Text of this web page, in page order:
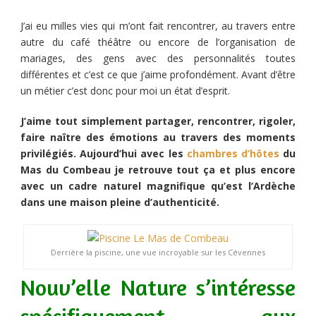
J’ai eu milles vies qui m’ont fait rencontrer, au travers entre
autre du café théâtre ou encore de l’organisation de
mariages, des gens avec des personnalités toutes
différentes et c’est ce que j’aime profondément. Avant d’être
un métier c’est donc pour moi un état d’esprit.
J’aime tout simplement partager, rencontrer, rigoler,
faire naître des émotions au travers des moments
privilégiés. Aujourd’hui avec les chambres d’hôtes du
Mas du Combeau je retrouve tout ça et plus encore
avec un cadre naturel magnifique qu’est l’Ardèche
dans une maison pleine d’authenticité.
Derrière la piscine, une vue incroyable sur les Cévennes
Nouv’elle Nature s’intéresse